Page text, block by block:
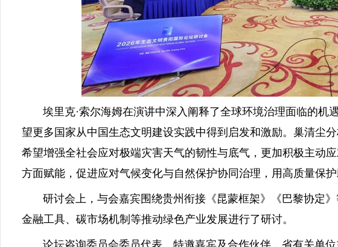
埃里克·索尔海姆在演讲中深入阐释了全球环境治理面临的机
望更多国家从中国生态文明建设实践中得到启发和激励。巢清尘
希望增强全社会应对极端灾害天气的韧性与底气，更加积极主动
方面赋能，促进应对气候变化与自然保护协同治理，用高质量保护
研讨会上，与会嘉宾围绕贵州衔接《昆蒙框架》《巴黎协定》
金融工具、碳市场机制等推动绿色产业发展进行了研讨。